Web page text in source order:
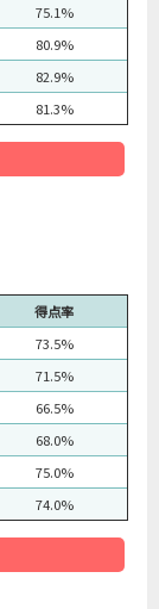
75.1%
80.9%
82.9%
81.3%
得点率
73.5%
71.5%
66.5%
68.0%
75.0%
74.0%